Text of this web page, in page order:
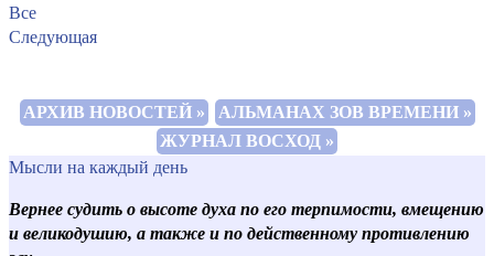
Все
Следующая
АРХИВ НОВОСТЕЙ »
АЛЬМАНАХ ЗОВ ВРЕМЕНИ »
ЖУРНАЛ ВОСХОД »
Мысли на каждый день
Вернее судить о высоте духа по его терпимости, вмещению
и великодушию, а также и по действенному противлению